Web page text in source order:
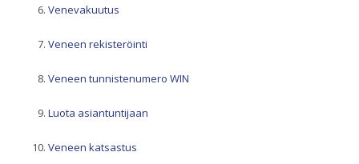
Venevakuutus
Veneen rekisteröinti
Veneen tunnistenumero WIN
Luota asiantuntijaan
Veneen katsastus